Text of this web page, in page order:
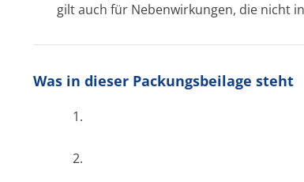
gilt auch für Nebenwirkungen, die nicht
Was in dieser Packungsbeilage steht
1.
2.